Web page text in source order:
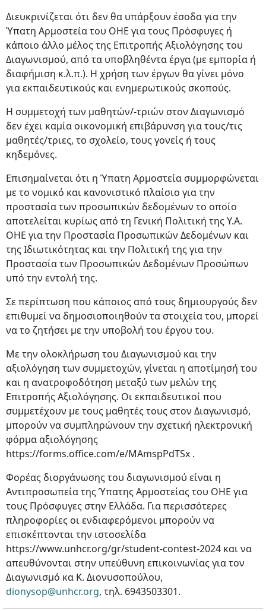
Διευκρινίζεται ότι δεν θα υπάρξουν έσοδα για την
Ύπατη Αρμοστεία του ΟΗΕ για τους Πρόσφυγες ή
κάποιο άλλο μέλος της Επιτροπής Αξιολόγησης του
Διαγωνισμού, από τα υποβληθέντα έργα (με εμπορία ή
διαφήμιση κ.λ.π.). Η χρήση των έργων θα γίνει μόνο
για εκπαιδευτικούς και ενημερωτικούς σκοπούς.
Η συμμετοχή των μαθητών/-τριών στον Διαγωνισμό
δεν έχει καμία οικονομική επιβάρυνση για τους/τις
μαθητές/τριες, το σχολείο, τους γονείς ή τους
κηδεμόνες.
Επισημαίνεται ότι η Ύπατη Αρμοστεία συμμορφώνεται
με το νομικό και κανονιστικό πλαίσιο για την
προστασία των προσωπικών δεδομένων το οποίο
αποτελείται κυρίως από τη Γενική Πολιτική της Υ.Α.
ΟΗΕ για την Προστασία Προσωπικών Δεδομένων και
της Ιδιωτικότητας και την Πολιτική της για την
Προστασία των Προσωπικών Δεδομένων Προσώπων
υπό την εντολή της.
Σε περίπτωση που κάποιος από τους δημιουργούς δεν
επιθυμεί να δημοσιοποιηθούν τα στοιχεία του, μπορεί
να το ζητήσει με την υποβολή του έργου του.
Με την ολοκλήρωση του Διαγωνισμού και την
αξιολόγηση των συμμετοχών, γίνεται η αποτίμησή του
και η ανατροφοδότηση μεταξύ των μελών της
Επιτροπής Αξιολόγησης. Οι εκπαιδευτικοί που
συμμετέχουν με τους μαθητές τους στον Διαγωνισμό,
μπορούν να συμπληρώνουν την σχετική ηλεκτρονική
φόρμα αξιολόγησης
https://forms.office.com/e/MAmspPdTSx .
Φορέας διοργάνωσης του διαγωνισμού είναι η
Αντιπροσωπεία της Ύπατης Αρμοστείας του ΟΗΕ για
τους Πρόσφυγες στην Ελλάδα. Για περισσότερες
πληροφορίες οι ενδιαφερόμενοι μπορούν να
επισκέπτονται την ιστοσελίδα
https://www.unhcr.org/gr/student-contest-2024 και να
απευθύνονται στην υπεύθυνη επικοινωνίας για τον
Διαγωνισμό κα Κ. Διονυσοπούλου,
dionysop@unhcr.org, τηλ. 6943503301.